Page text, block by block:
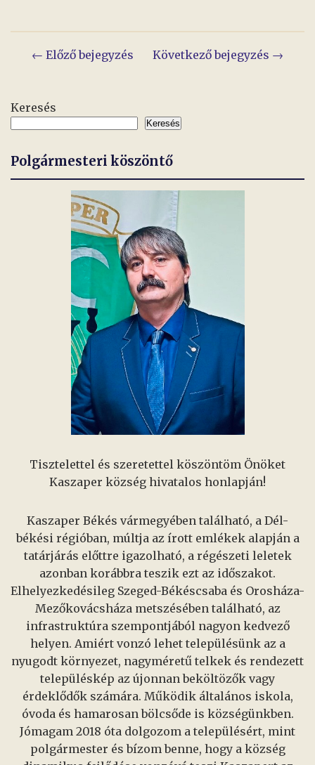
Keresés
Keresés
Polgármesteri köszöntő
Tisztelettel és szeretettel köszöntöm Önöket
Kaszaper község hivatalos honlapján!
Kaszaper Békés vármegyében található, a Dél-
békési régióban, múltja az írott emlékek alapján a
tatárjárás előttre igazolható, a régészeti leletek
azonban korábbra teszik ezt az időszakot.
Elhelyezkedésileg Szeged-Békéscsaba és Orosháza-
Mezőkovácsháza metszésében található, az
infrastruktúra szempontjából nagyon kedvező
helyen. Amiért vonzó lehet településünk az a
nyugodt környezet, nagyméretű telkek és rendezett
településkép az újonnan beköltözők vagy
érdeklődők számára. Működik általános iskola,
óvoda és hamarosan bölcsőde is községünkben.
Jómagam 2018 óta dolgozom a településért, mint
polgármester és bízom benne, hogy a község
Bejegyzés
← Előző bejegyzés Következő bejegyzés →